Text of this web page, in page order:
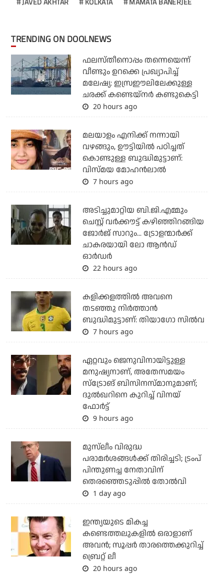
TRENDING ON DOOLNEWS
ഫലസ്തീനൊപ്പം തന്നെയെന്ന്
വീണ്ടും ഉറക്കെ പ്രഖ്യാപിച്ച്
മലേഷ്യ: ഇസ്രഈലിലേക്കുള്ള
ചരക്ക് കണ്ടെയ്‌നര്‍ കണ്ടുകെട്ടി
20 hours ago
മലയാളം എനിക്ക് നന്നായി
വഴങ്ങും, ഊട്ടിയില്‍ പഠിച്ചത്
കൊണ്ടുള്ള ബുദ്ധിമുട്ടാണ്:
വിസ്മയ മോഹന്‍ലാല്‍
7 hours ago
അടിച്ചുമാറ്റിയ ബി.ജി.എമ്മും
ചെസ്റ്റ് വര്‍ക്കൗട്ട് കഴിഞ്ഞിറങ്ങിയ
ജോര്‍ജ് സാറും... ട്രോളന്മാര്‍ക്ക്
ചാകരയായി ലോ ആന്‍ഡ്
ഓര്‍ഡര്‍
22 hours ago
കളിക്കളത്തില്‍ അവനെ
തടഞ്ഞു നിര്‍ത്താന്‍
ബുദ്ധിമുട്ടാണ്: തിയാഗോ സില്‍വ
7 hours ago
ഏറ്റവും ജെനുവിനായിട്ടുള്ള
മനുഷ്യനാണ്, അതേസമയം
സ്‌ട്രോങ് ബിസിനസ്മാനുമാണ്;
ദുല്‍ഖറിനെ കുറിച്ച് വിനയ്
ഫോര്‍ട്ട്
9 hours ago
മുസ്‌ലീം വിരുദ്ധ
പരാമര്‍ശങ്ങള്‍ക്ക് തിരിച്ചടി; ട്രംപ്
പിന്തുണച്ച നേതാവിന്
തെരഞ്ഞെടുപ്പില്‍ തോല്‍വി
1 day ago
ഇന്ത്യയുടെ മികച്ച
കണ്ടെത്തലുകളില്‍ ഒരാളാണ്
അവന്‍; സൂപ്പര്‍ താരത്തെക്കുറിച്ച്
ബ്രെറ്റ് ലീ
20 hours ago